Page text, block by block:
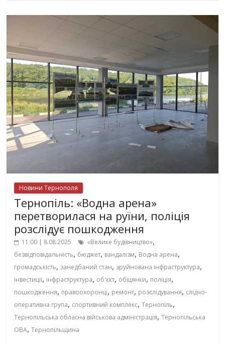
Новини Тернополя
Тернопіль: «Водна арена»
перетворилася на руїни, поліція
розслідує пошкодження
11:00 | 8.08.2025 «Велике будівництво»,
безвідповідальність, бюджет, вандалізм, Водна арена,
громадськість, занедбаний стан, зруйнована інфраструктура,
інвестиції, інфраструктура, об'єкт, обіцянки, поліція,
пошкодження, правоохоронці, ремонт, розслідування, слідчо-
оперативна група, спортивний комплекс,Тернопіль,
Тернопільська обласна військова адміністрація,Тернопільська
ОВА,Тернопільщина